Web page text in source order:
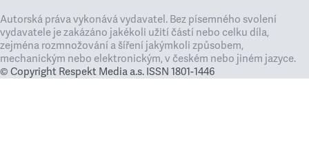
Autorská práva vykonává vydavatel. Bez písemného svolení
vydavatele je zakázáno jakékoli užití částí nebo celku díla,
zejména rozmnožování a šíření jakýmkoli způsobem,
mechanickým nebo elektronickým, v českém nebo jiném jazyce.
© Copyright Respekt Media a.s. ISSN 1801-1446